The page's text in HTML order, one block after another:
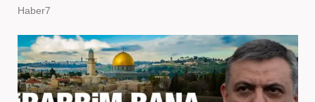
Haber7